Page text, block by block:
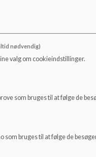
nødvendig)
valg om cookieindstillinger.
som bruges til at følge de
som bruges til at følge de